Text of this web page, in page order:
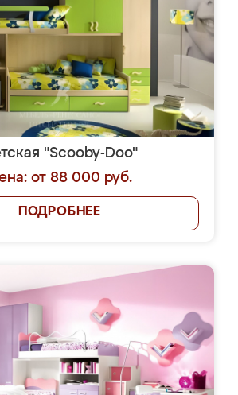
"Scooby-Doo"
от 88 000 руб.
ПОДРОБНЕЕ